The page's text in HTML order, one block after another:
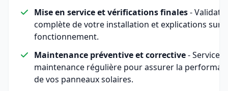
Mise en service et vérifications finales-
complète de votre installation et explications sur
fonctionnement.
Maintenance préventive et corrective- Service
maintenance régulière pour assurer la
de vos panneaux solaires.